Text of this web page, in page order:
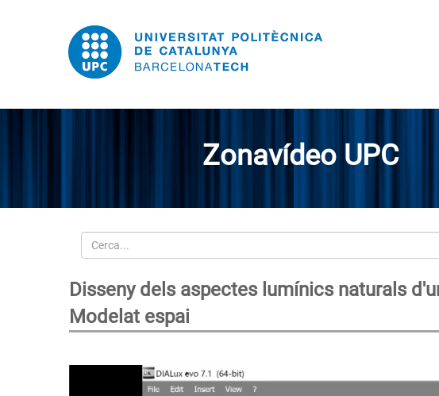
Zonavídeo UPC
Cerca
Disseny dels aspectes lumínics naturals
Modelat espai